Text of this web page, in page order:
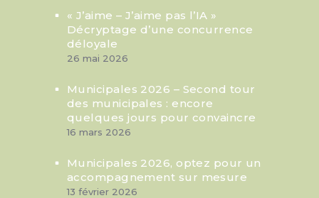
« J’aime – J’aime pas l’IA »
Décryptage d’une concurrence
déloyale
26 mai 2026
Municipales 2026 – Second tour
des municipales : encore
quelques jours pour convaincre
16 mars 2026
Municipales 2026, optez pour un
accompagnement sur mesure
13 février 2026